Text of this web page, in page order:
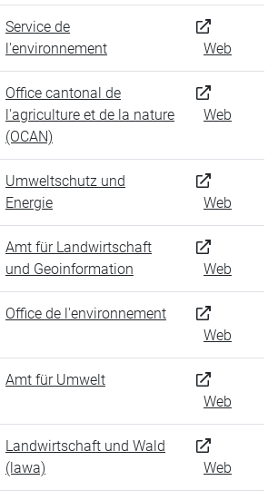
Service de
l'environnement
Web
Office cantonal de
l'agriculture et de la nature
(OCAN)
Web
Umweltschutz und
Energie
Web
Amt für Landwirtschaft
und Geoinformation
Web
Office de l'environnement
Web
Amt für Umwelt
Web
Landwirtschaft und Wald
(lawa)
Web